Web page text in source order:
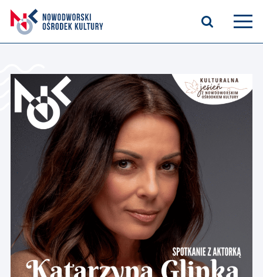
Kasyno Oficerskie
Kino
Zajęcia stałe
Kontakt
O nas